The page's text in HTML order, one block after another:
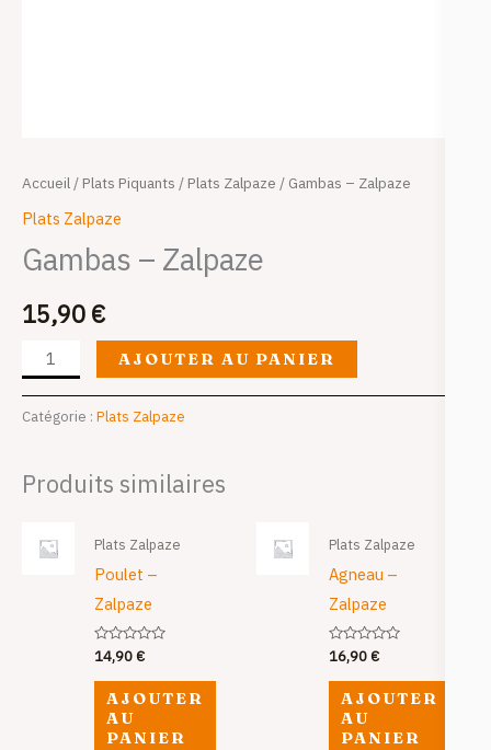
Accueil / Plats Piquants / Plats Zalpaze / Gambas – Zalpaze
Plats Zalpaze
Gambas – Zalpaze
15,90 €
AJOUTER AU PANIER
Catégorie : Plats Zalpaze
Produits similaires
Plats Zalpaze
Poulet –
Zalpaze
Note
0
sur
14,90€
AJOUTER
AU
PANIER
Plats Zalpaze
Agneau –
Zalpaze
Note
0
sur
16,90€
AJOUTER
AU
PANIER